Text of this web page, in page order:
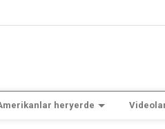
heryerde